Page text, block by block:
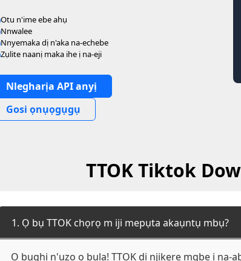
Otu n'ime ebe ahụ
Nnwalee
Nnyemaka dị n'aka na-echebe
Zụlite naanị maka ihe ị na-eji
Nlegharịa API anyị
Gosi ọnụọgụgụ
TTOK Tiktok
1. Ọ bụ TTOK chọrọ m iji mepụta akaụntụ mbụ?
Ọ bụghị n'ụzọ ọ bụla! TTOK dị njikere mgbe ị na-